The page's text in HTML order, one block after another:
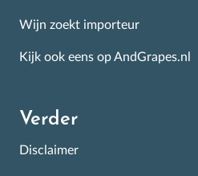
Wijn zoekt importeur
Kijk ook eens op AndGrapes.nl
Verder
Disclaimer